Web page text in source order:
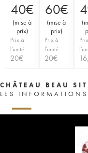
40€
(mise à
prix)
Prix à
l'unité
20€
60€
(mise à
prix)
Prix à
l'unité
20€
(
CHÂTEAU BEAU
LES INFORMATIONS